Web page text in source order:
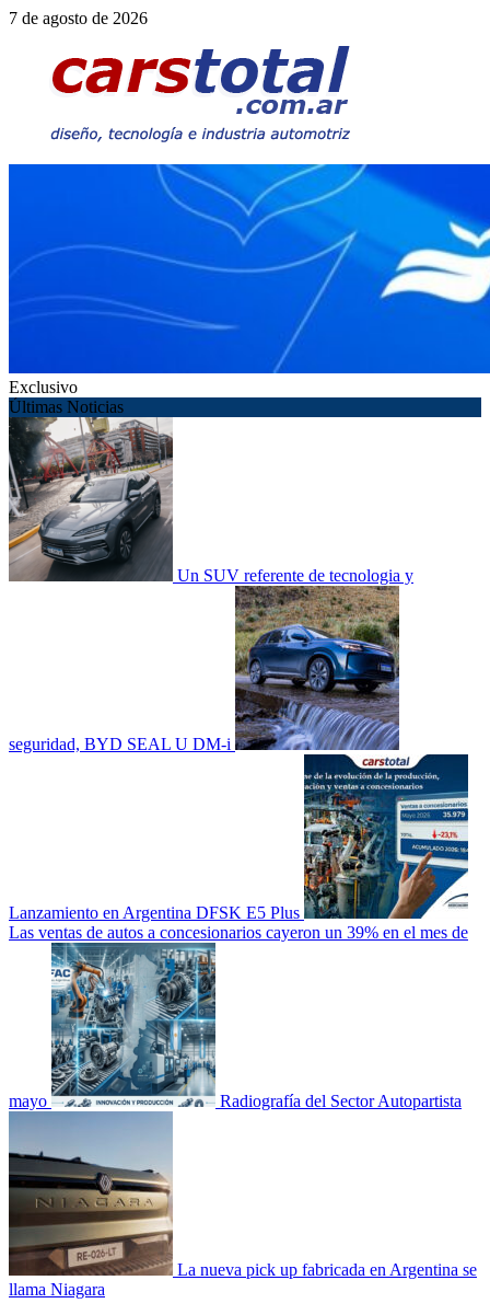
Saltar
contenido
7 de agosto de 2026
Exclusivo
Últimas Noticias
Un SUV referente de tecnologia y
seguridad, BYD SEAL U DM-i
Lanzamiento en Argentina DFSK E5 Plus
Las ventas de autos a concesionarios cayeron un 39% en el mes de
mayo Radiografía del Sector Autopartista
La nueva pick up fabricada en Argentina se
llama Niagara